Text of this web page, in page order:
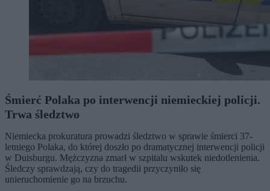
Śmierć Polaka po interwencji niemieckiej policji.
Trwa śledztwo
Niemiecka prokuratura prowadzi śledztwo w sprawie śmierci 37-
letniego Polaka, do której doszło po dramatycznej interwencji policji
w Duisburgu. Mężczyzna zmarł w szpitalu wskutek niedotlenienia.
Śledczy sprawdzają, czy do tragedii przyczyniło się
unieruchomienie go na brzuchu.